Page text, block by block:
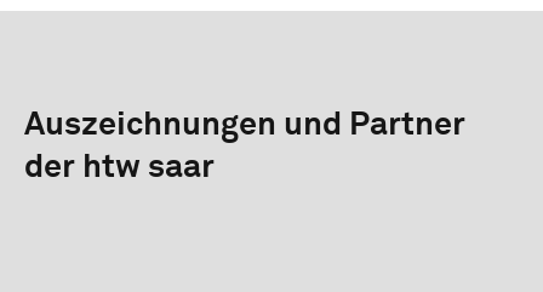
Auszeichnungen und Partner
der htw saar